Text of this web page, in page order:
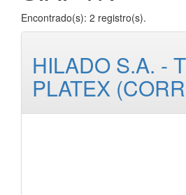
Encontrado(s): 2 registro(s).
HILADO S.A. -
PLATEX